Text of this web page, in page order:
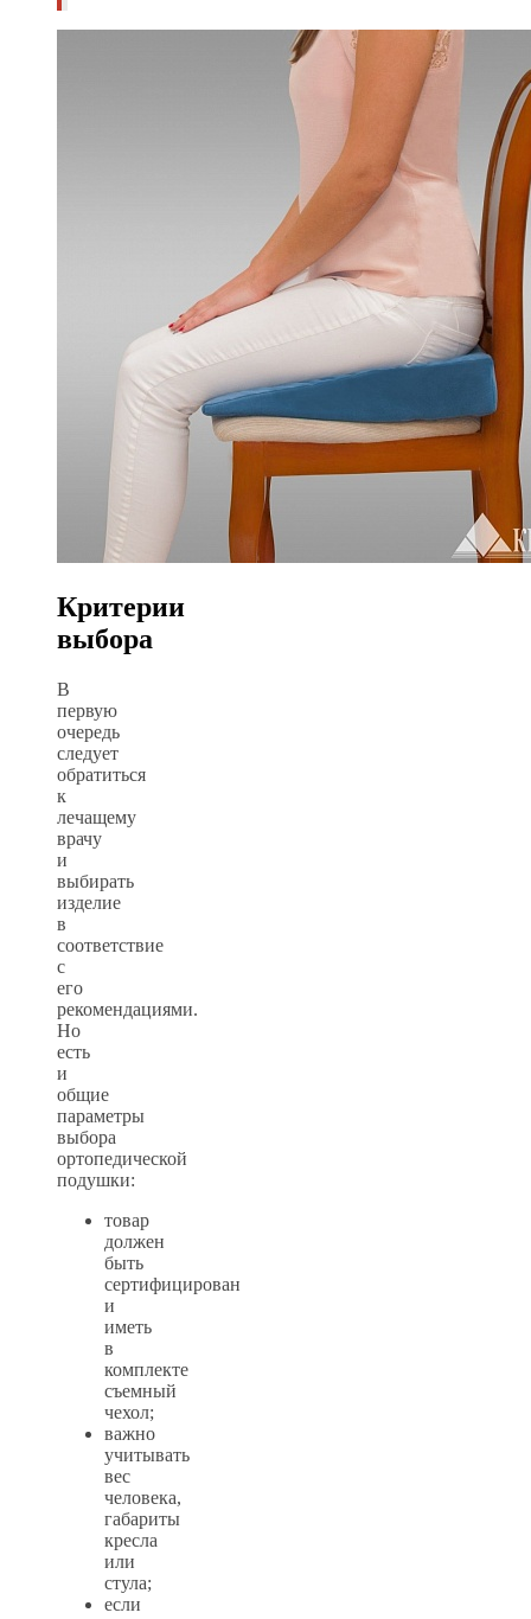
Критерии
выбора
В
первую
очередь
следует
обратиться
к
лечащему
врачу
и
выбирать
изделие
в
соответствие
с
его
рекомендациями.
Но
есть
и
общие
параметры
выбора
ортопедической
подушки:
товар
должен
быть
сертифицирован
и
иметь
в
комплекте
съемный
чехол;
важно
учитывать
вес
человека,
габариты
кресла
или
стула;
если